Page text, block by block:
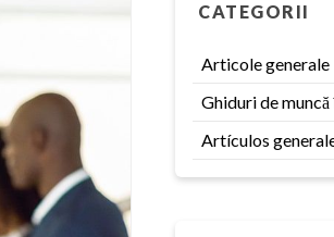
CATEGORII
Articole generale
Ghiduri de
Artículos